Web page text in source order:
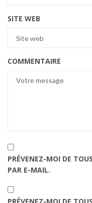
SITE WEB
COMMENTAIRE
PRÉVENEZ-MOI DE
PAR E-MAIL.